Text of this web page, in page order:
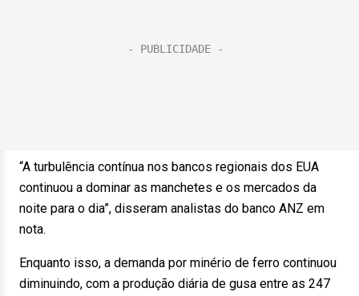
“A turbulência contínua nos bancos regionais dos EUA
continuou a dominar as manchetes e os mercados da
noite para o dia”, disseram analistas do banco ANZ em
nota.
Enquanto isso, a demanda por minério de ferro continuou
diminuindo, com a produção diária de gusa entre as 247